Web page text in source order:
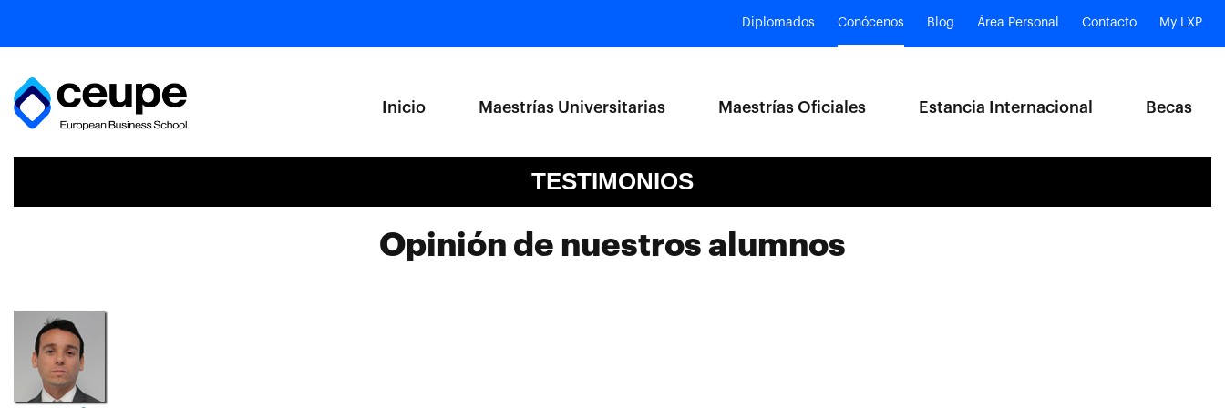
Diplomados Conócenos Blog Área Personal Contacto My LXP
Inicio Maestrías Universitarias Maestrías Oficiales Estancia Internacional Becas
TESTIMONIOS
Opinión de nuestros alumnos